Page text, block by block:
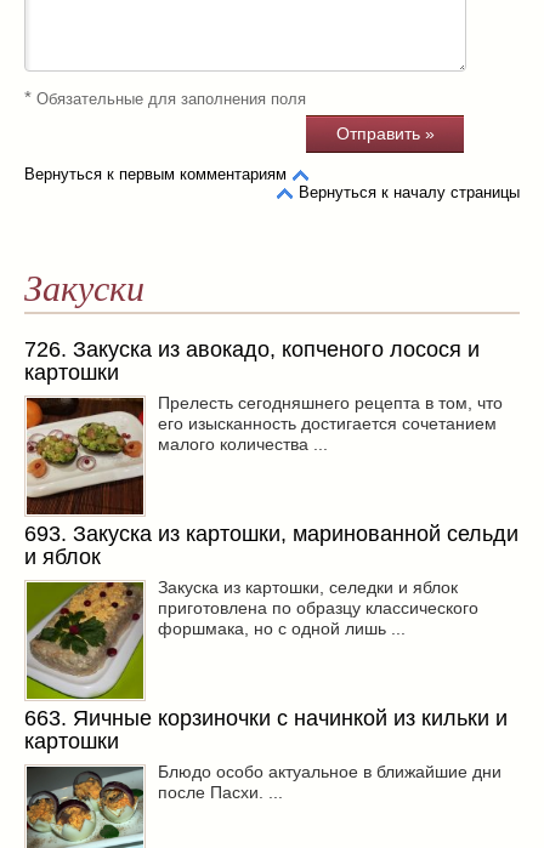
* Обязательные для заполнения поля
Вернуться к первым комментариям
Вернуться к началу страницы
Закуски
726. Закуска из авокадо, копченого лосося и
картошки
Прелесть сегодняшнего рецепта в том, что
его изысканность достигается сочетанием
малого количества ...
693. Закуска из картошки, маринованной сельди
и яблок
Закуска из картошки, селедки и яблок
приготовлена по образцу классического
форшмака, но с одной лишь ...
663. Яичные корзиночки с начинкой из кильки и
картошки
Блюдо особо актуальное в ближайшие дни
после Пасхи. ...